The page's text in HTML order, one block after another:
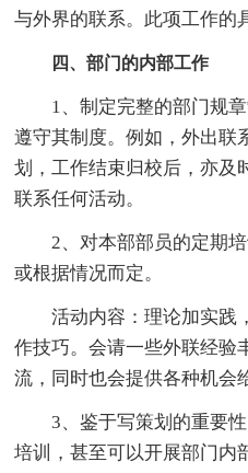
与外界的联系。此项工作的
四、部门的内部工作
1、制定完整的部门规章
遵守其制度。例如，外出联
划，工作结束归校后，亦及
联系任何活动。
2、对本部部员的定期培
或根据情况而定。
活动内容：理论加实践
作技巧。会请一些外联经验
流，同时也会提供各种机会
3、鉴于写策划的重要性
培训，甚至可以开展部门内